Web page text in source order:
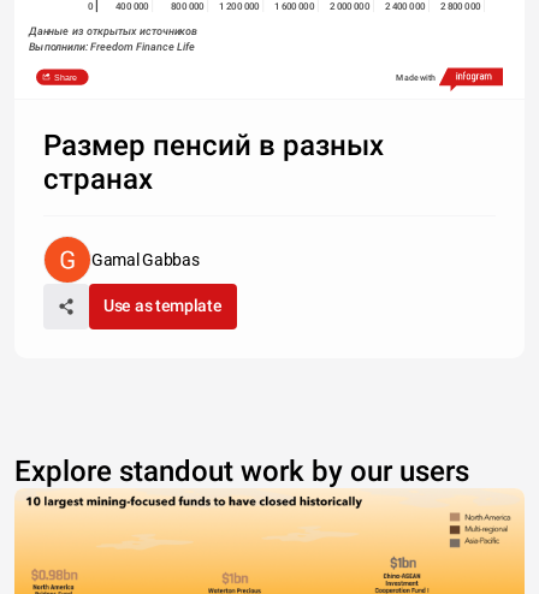
0 400 000 800 000 1 200 000 1 600 000 2 000 000 2 400 000 2 800 000
Данные из открытых источников
Выполнили: Freedom Finance Life
Share Made with
Размер пенсий в разных
странах
Gamal Gabbas
Use as template
Explore standout work by our users